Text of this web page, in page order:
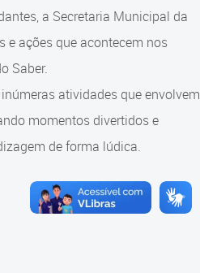
a Secretaria Municipal da
e ações que acontecem nos
Saber.
atividades que envolvem
momentos divertidos e
de forma lúdica.